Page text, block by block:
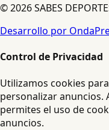
© 2026 SABES
Desarrollo por
Control de Privacidad
Utilizamos cookies
personalizar anuncios.
permites el uso de
anuncios.